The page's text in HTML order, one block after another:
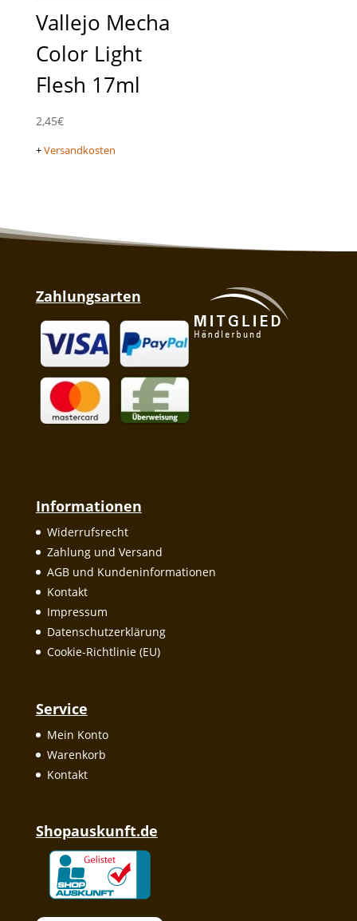
Vallejo Mecha
Color Light
Flesh 17ml
2,45€
+Versandkosten
Zahlungsarten
Informationen
Widerrufsrecht
Zahlung und Versand
AGB und Kundeninformationen
Kontakt
Impressum
Datenschutzerklärung
Cookie-Richtlinie (EU)
Service
Mein Konto
Warenkorb
Kontakt
Shopauskunft.de